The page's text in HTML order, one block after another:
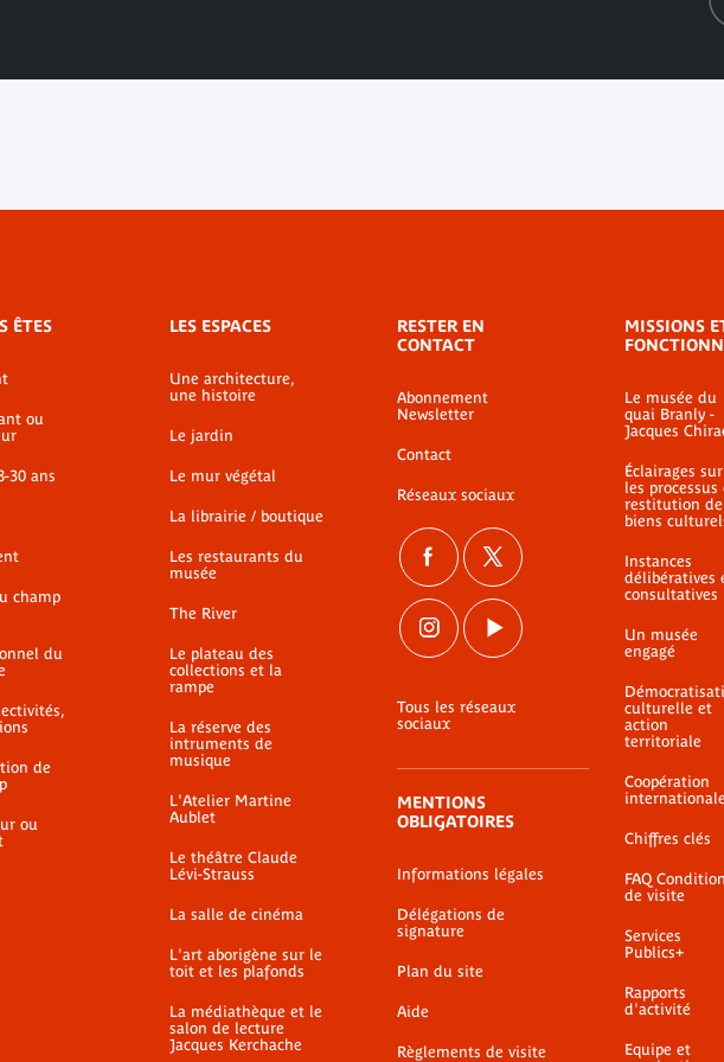
ÊTES
ou
30 ans
champ
du
de
ou
LES ESPACES
Une architecture,
une histoire
Le jardin
Le mur végétal
La librairie / boutique
Les restaurants du
musée
The River
Le plateau des
collections et la
rampe
La réserve des
intruments de
musique
L'Atelier Martine
Aublet
Le théâtre Claude
Lévi-Strauss
La salle de cinéma
L'art aborigène sur le
toit et les plafonds
La médiathèque et le
salon de lecture
Jacques Kerchache
RESTER EN
CONTACT
Abonnement
Newsletter
Contact
Réseaux sociaux
Tous les réseaux
sociaux
MENTIONS
OBLIGATOIRES
Informations légales
Délégations de
signature
Plan du site
Aide
Règlements de visite
MISSIONS
Le musée du
quai Branly -
Jacques
Éclairages sur
les processus
restitution de
biens
Instances
délibératives
consultatives
Un musée
engagé
culturelle et
action
territoriale
Coopération
Chiffres clés
FAQ
de visite
Services
Publics+
Rapports
d'activité
Equipe et